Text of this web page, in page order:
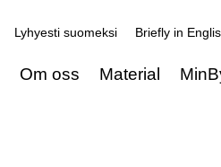
Lyhyesti suomeksi Briefly in
Om oss Material